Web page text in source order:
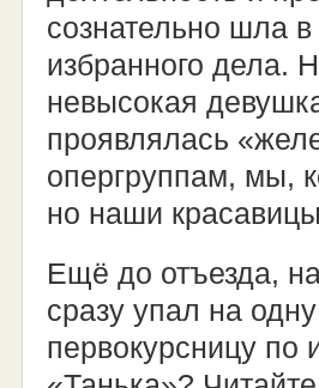
сознательно шла
избранного дела.
невысокая
проявлялась
опергруппам, мы,
но наши
Ещё до отъезда,
сразу упал на
первокурсницу по